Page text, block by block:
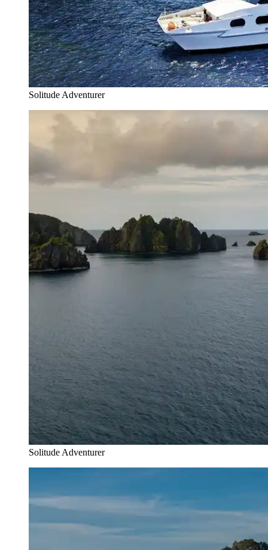
Solitude Adventurer
Solitude Adventurer